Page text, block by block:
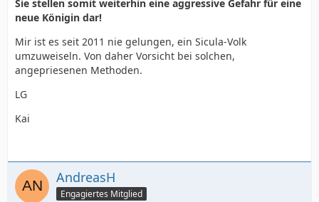
Sie stellen somit weiterhin eine aggressive Gefahr für eine
neue Königin dar!
Mir ist es seit 2011 nie gelungen, ein Sicula-Volk
umzuweiseln. Von daher Vorsicht bei solchen,
angepriesenen Methoden.
LG
Kai
AndreasH
Engagiertes Mitglied